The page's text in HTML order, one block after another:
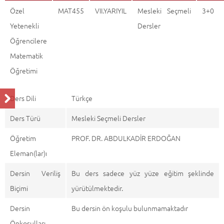
Özel Yetenekli Öğrencilere Matematik Öğretimi
Tanıtım
Özel
Yetenekli
Öğrencilere
Matematik
Öğretimi
MAT455 VII.YARIYIL
Mesleki Seçmeli
Dersler
3+0
Ders Dili
Türkçe
Ders Türü
Mesleki Seçmeli Dersler
Öğretim
Eleman(lar)ı
PROF. DR. ABDULKADİR ERDOĞAN
Dersin Veriliş
Biçimi
Bu ders sadece yüz yüze eğitim şeklinde
yürütülmektedir.
Dersin
Bu dersin ön koşulu bulunmamaktadır